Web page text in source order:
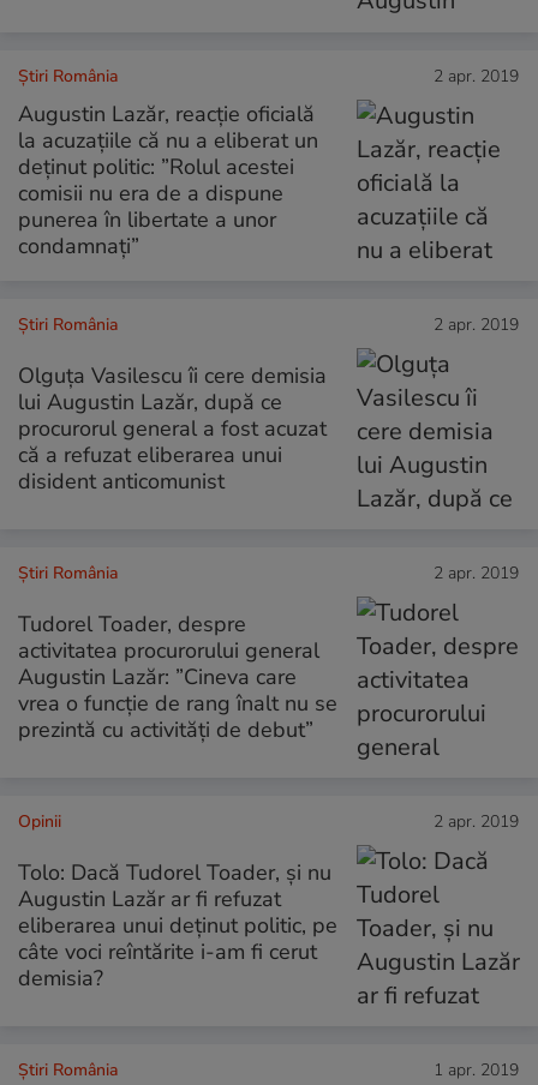
Știri România 2 apr. 2019
Augustin Lazăr, reacție oficială
la acuzațiile că nu a eliberat un
deținut politic: ”Rolul acestei
comisii nu era de a dispune
punerea în libertate a unor
condamnați”
Știri România 2 apr. 2019
Olguța Vasilescu îi cere demisia
lui Augustin Lazăr, după ce
procurorul general a fost acuzat
că a refuzat eliberarea unui
disident anticomunist
Știri România 2 apr. 2019
Tudorel Toader, despre
activitatea procurorului general
Augustin Lazăr: ”Cineva care
vrea o funcţie de rang înalt nu se
prezintă cu activităţi de debut”
Opinii 2 apr. 2019
Tolo: Dacă Tudorel Toader, și nu
Augustin Lazăr ar fi refuzat
eliberarea unui deținut politic, pe
câte voci reîntărite i-am fi cerut
demisia?
Știri România 1 apr. 2019